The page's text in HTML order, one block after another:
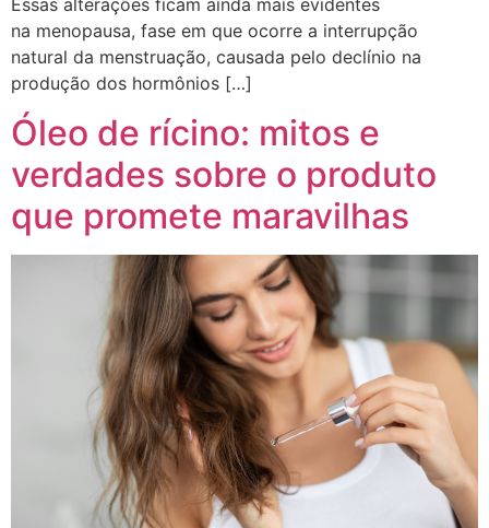
Essas alterações ficam ainda mais evidentes
na menopausa, fase em que ocorre a interrupção
natural da menstruação, causada pelo declínio na
produção dos hormônios […]
Óleo de rícino: mitos e
verdades sobre o produto
que promete maravilhas